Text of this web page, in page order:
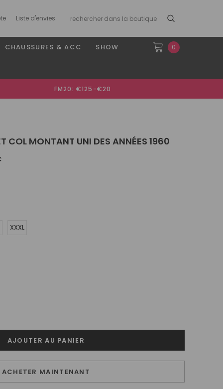
Liste d'envies
CHAUSSURES & ACC SHOW 0
FM20: €125-€20
COL MONTANT UNI DES ANNÉES 1960
XXXL
ACHETER MAINTENANT